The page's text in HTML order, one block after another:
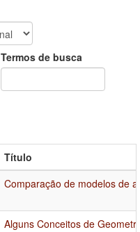
Termos de busca
Título
Comparação de modelos de
Alguns Conceitos de